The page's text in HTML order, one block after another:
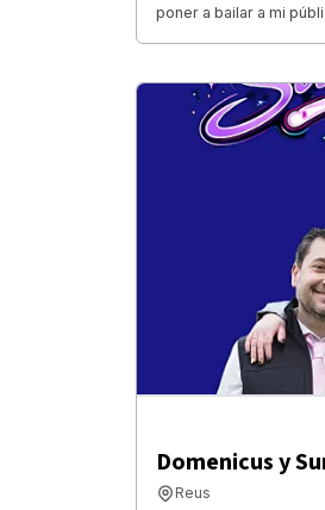
poner a bailar a mi
Domenicus y
Reus